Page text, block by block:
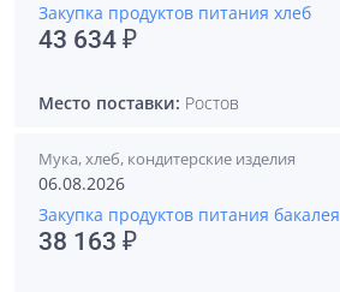
Закупка продуктов питания хлеб
43 634 ₽
Место поставки: Ростов
Мука, хлеб, кондитерские изделия
06.08.2026
Закупка продуктов питания бакалея
38 163 ₽